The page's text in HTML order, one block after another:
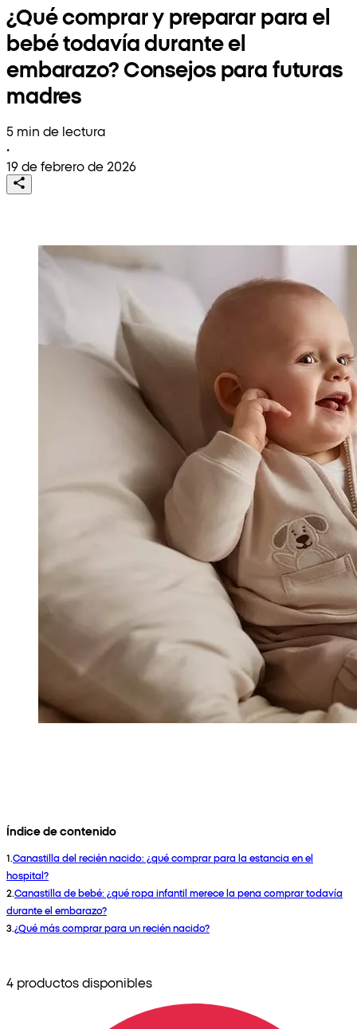
¿Qué comprar y preparar para el
bebé todavía durante el
embarazo? Consejos para futuras
madres
5 min de lectura
•
19 de febrero de 2026
Índice de contenido
1.Canastilla del recién nacido: ¿qué comprar para la estancia en el
hospital?
2.Canastilla de bebé: ¿qué ropa infantil merece la pena comprar todavía
durante el embarazo?
3.¿Qué más comprar para un recién nacido?
4 productos disponibles